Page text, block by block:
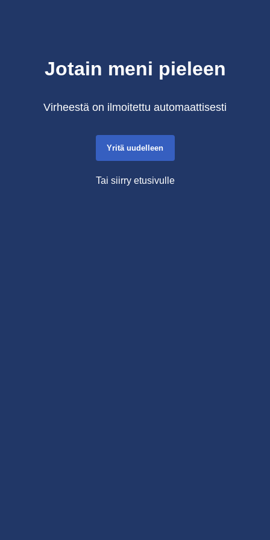
Jotain meni pieleen
Virheestä on ilmoitettu automaattisesti
Yritä uudelleen
Tai siirry etusivulle